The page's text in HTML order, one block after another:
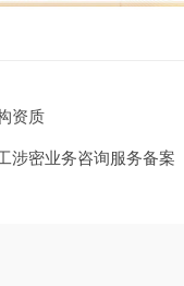
资质
涉密业务咨询服务备案